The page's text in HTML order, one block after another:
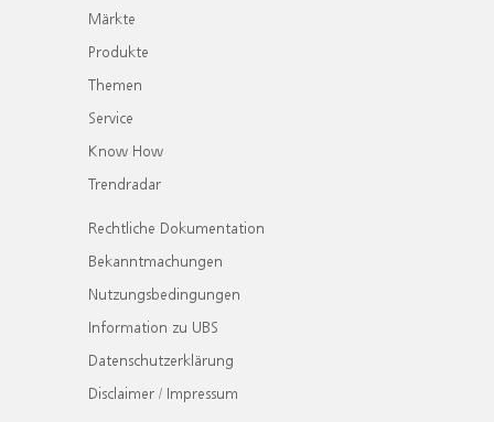
Märkte
Produkte
Themen
Service
Know How
Trendradar
Rechtliche Dokumentation
Bekanntmachungen
Nutzungsbedingungen
Information zu UBS
Datenschutzerklärung
Disclaimer / Impressum